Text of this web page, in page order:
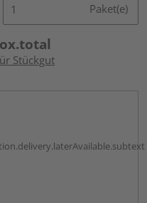
Paket(e)
Stückgut